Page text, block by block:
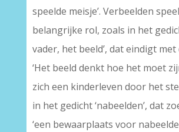
speelde meisje’. Verbeelden
belangrijke rol, zoals in het
vader, het beeld’, dat eindigt met
‘Het beeld denkt hoe het moet
zich een kinderleven door het
in het gedicht ‘nabeelden’, dat
‘een bewaarplaats voor